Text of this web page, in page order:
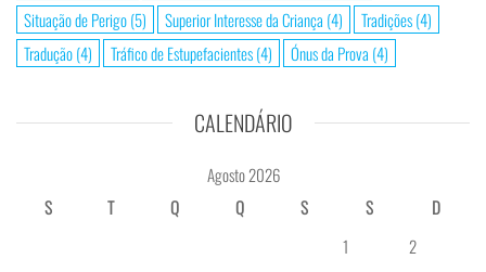
Situação de Perigo(5) Superior Interesse da Criança (4) Tradições(4)
Tradução(4) Tráfico de Estupefacientes(4) Ónus da Prova (4)
CALENDÁRIO
Agosto 2026
S
T Q Q S S
D
1
2